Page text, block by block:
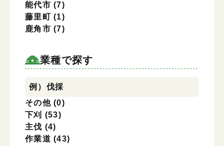
能代市 (7)
藤里町 (1)
鹿角市 (7)
業種で探す
業種で探す
例）伐採
その他 (0)
下刈
(53)
主伐 (4)
作業道 (43)